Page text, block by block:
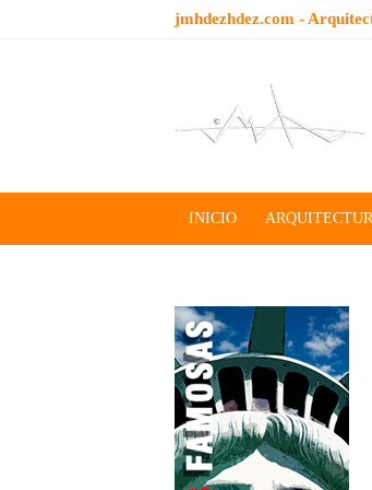
jmhdezhdez.com -
INICIO